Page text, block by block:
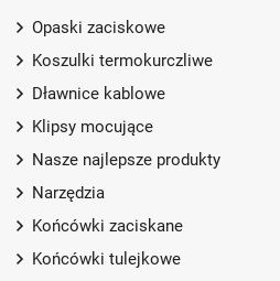
Opaski zaciskowe
Koszulki termokurczliwe
Dławnice kablowe
Klipsy mocujące
Nasze najlepsze produkty
Narzędzia
Końcówki zaciskane
Końcówki tulejkowe